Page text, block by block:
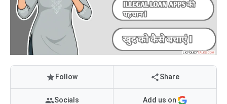
Follow Share
Socials Add us on